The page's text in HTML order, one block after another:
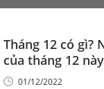
Tháng 12 có gì?
của tháng 12
01/12/2022